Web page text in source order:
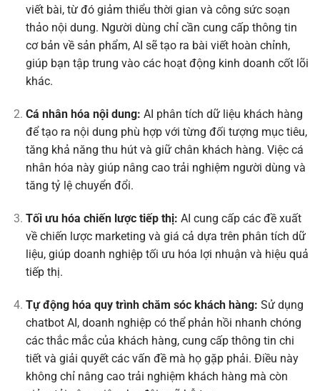
viết bài, từ đó giảm thiểu thời gian và công sức soạn
thảo nội dung. Người dùng chỉ cần cung cấp thông tin
cơ bản về sản phẩm, AI sẽ tạo ra bài viết hoàn chỉnh,
giúp bạn tập trung vào các hoạt động kinh doanh cốt lõi
khác.
Cá nhân hóa nội dung: AI phân tích dữ liệu khách hàng
để tạo ra nội dung phù hợp với từng đối tượng mục tiêu,
tăng khả năng thu hút và giữ chân khách hàng. Việc cá
nhân hóa này giúp nâng cao trải nghiệm người dùng và
tăng tỷ lệ chuyển đổi.
Tối ưu hóa chiến lược tiếp thị: AI cung cấp các đề xuất
về chiến lược marketing và giá cả dựa trên phân tích dữ
liệu, giúp doanh nghiệp tối ưu hóa lợi nhuận và hiệu quả
tiếp thị.
Tự động hóa quy trình chăm sóc khách hàng: Sử dụng
chatbot AI, doanh nghiệp có thể phản hồi nhanh chóng
các thắc mắc của khách hàng, cung cấp thông tin chi
tiết và giải quyết các vấn đề mà họ gặp phải. Điều này
không chỉ nâng cao trải nghiệm khách hàng mà còn